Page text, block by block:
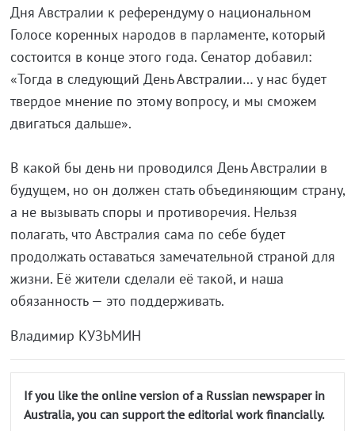
Дня Австралии к референдуму о национальном
Голосе коренных народов в парламенте, который
состоится в конце этого года. Сенатор добавил:
«Тогда в следующий День Австралии… у нас будет
твердое мнение по этому вопросу, и мы сможем
двигаться дальше».
В какой бы день ни проводился День Австралии в
будущем, но он должен стать объединяющим страну,
а не вызывать споры и противоречия. Нельзя
полагать, что Австралия сама по себе будет
продолжать оставаться замечательной страной для
жизни. Её жители сделали её такой, и наша
обязанность — это поддерживать.
Владимир КУЗЬМИН
If you like the online version of a Russian newspaper in
Australia, you can support the editorial work financially.